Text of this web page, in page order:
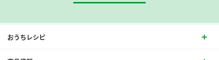
おうちレシピ